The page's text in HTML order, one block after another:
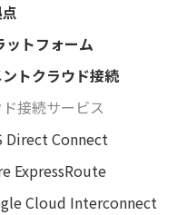
ットフォーム
トクラウド接続
接続サービス
Direct Connect
ExpressRoute
Cloud Interconnect